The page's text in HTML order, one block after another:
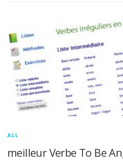
ALL
meilleur Verbe To Be